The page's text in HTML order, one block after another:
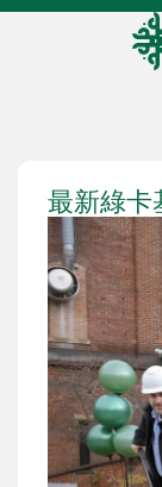
最新綠卡